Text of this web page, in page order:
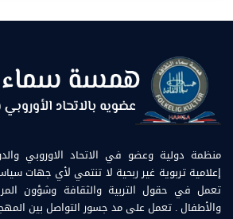
منظمة دولية وعضو في الاتحاد الاوروبي
إعلامية تربوية غير ربحية لا تنتمي لأي جهات
تعمل في حقول التربية والثقافة وشؤون
والأطفال . تعمل على مد جسور التواصل بين